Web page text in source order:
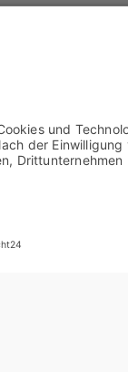
Weg­fall der
zur
neu­en Tool